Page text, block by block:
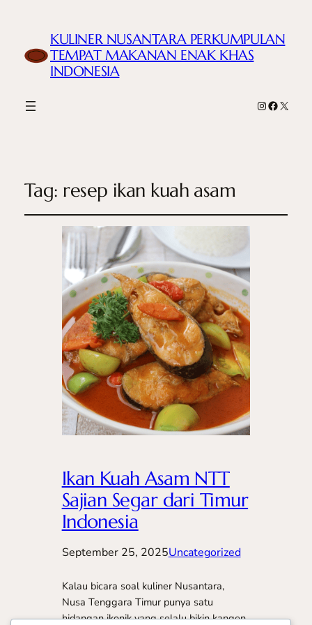
KULINER NUSANTARA PERKUMPULAN
TEMPAT MAKANAN ENAK KHAS
INDONESIA
Instagram
X
Tag: resep ikan kuah asam
Ikan Kuah Asam NTT
Sajian Segar dari Timur
Indonesia
September 25, 2025Uncategorized
Kalau bicara soal kuliner Nusantara,
Nusa Tenggara Timur punya satu
hidangan ikonik yang selalu bikin kangen,